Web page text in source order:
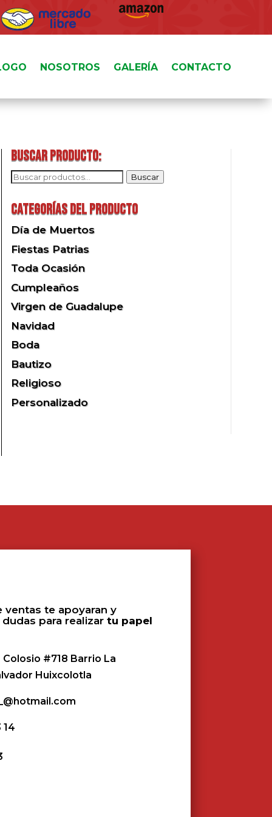
NOSOTROS GALERÍA CONTACTO
Buscar producto:
Buscar
Buscar
Categorías del producto
Día de Muertos
Fiestas Patrias
Toda Ocasión
Cumpleaños
Virgen de Guadalupe
Navidad
Boda
Bautizo
Religioso
Personalizado
te apoyaran y
para realizar tu papel
#718 Barrio La
Huixcolotla
14